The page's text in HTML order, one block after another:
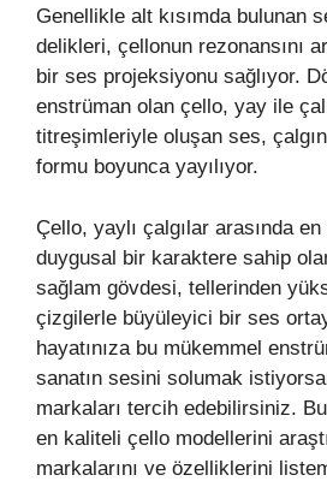
Genellikle alt kısımda bulunan
delikleri, çellonun rezonansını
bir ses projeksiyonu sağlıyor.
enstrüman olan çello, yay ile
titreşimleriyle oluşan ses,
formu boyunca yayılıyor.
Çello, yaylı çalgılar arasında
duygusal bir karaktere sahip
sağlam gövdesi, tellerinden
çizgilerle büyüleyici bir ses
hayatınıza bu mükemmel
sanatın sesini solumak
markaları tercih edebilirsiniz.
en kaliteli çello modellerini
markalarını ve özelliklerini